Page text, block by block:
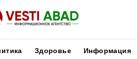
Здоровье Информация